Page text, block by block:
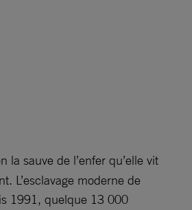
la sauve de l’enfer qu’elle vit
L’esclavage moderne de
1991, quelque 13 000